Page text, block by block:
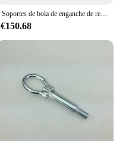
Soportes de bola de enganche de remolque, accesorios de remolque, caída ajustable de aluminio, 8 ", venta al por mayor
€150.68